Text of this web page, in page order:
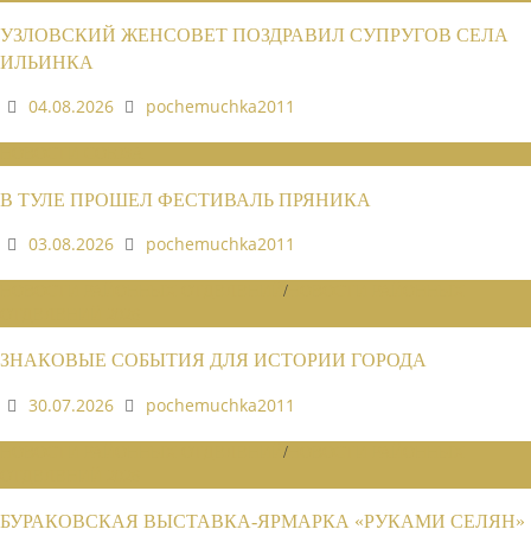
УЗЛОВСКИЙ ЖЕНСОВЕТ ПОЗДРАВИЛ СУПРУГОВ СЕЛА
ИЛЬИНКА
04.08.2026
pochemuchka2011
В ТУЛЕ ПРОШЕЛ ФЕСТИВАЛЬ ПРЯНИКА
03.08.2026
pochemuchka2011
/
ЗНАКОВЫЕ СОБЫТИЯ ДЛЯ ИСТОРИИ ГОРОДА
30.07.2026
pochemuchka2011
/
БУРАКОВСКАЯ ВЫСТАВКА-ЯРМАРКА «РУКАМИ СЕЛЯН»